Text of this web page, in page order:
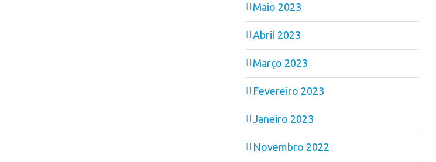
Maio 2023
Abril 2023
Março 2023
Fevereiro 2023
Janeiro 2023
Novembro 2022